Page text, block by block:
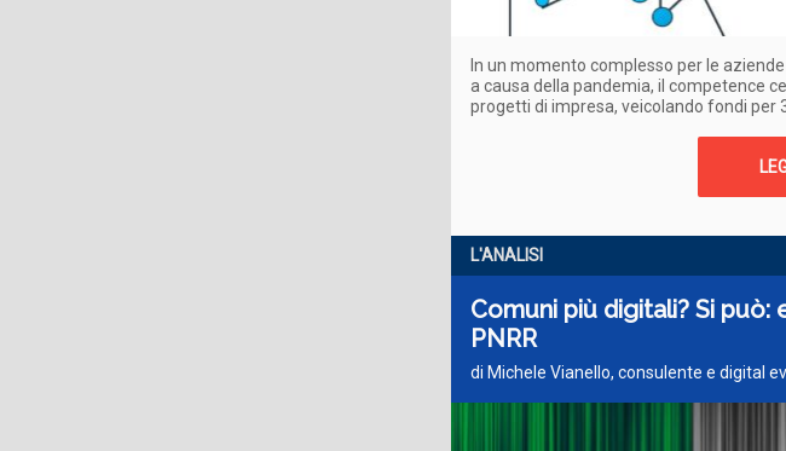
In un momento complesso per le
a causa della pandemia, il competence
progetti di impresa, veicolando fondi per
L'ANALISI
Comuni più digitali? Si
PNRR
di Michele Vianello, consulente e digital